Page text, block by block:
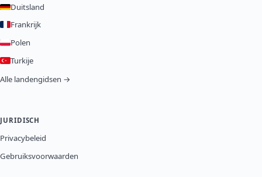
Duitsland
Frankrijk
Polen
Turkije
Alle landengidsen →
JURIDISCH
Privacybeleid
Gebruiksvoorwaarden